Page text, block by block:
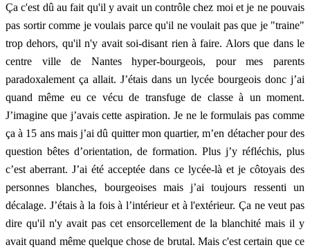
Ça c'est dû au fait qu'il y avait un contrôle chez moi et je ne pouvais
pas sortir comme je voulais parce qu'il ne voulait pas que je "traine"
trop dehors, qu'il n'y avait soi-disant rien à faire. Alors que dans le
centre ville de Nantes hyper-bourgeois, pour mes parents
paradoxalement ça allait. J’étais dans un lycée bourgeois donc j’ai
quand même eu ce vécu de transfuge de classe à un moment.
J’imagine que j’avais cette aspiration. Je ne le formulais pas comme
ça à 15 ans mais j’ai dû quitter mon quartier, m’en détacher pour des
question bêtes d’orientation, de formation. Plus j’y réfléchis, plus
c’est aberrant. J’ai été acceptée dans ce lycée-là et je côtoyais des
personnes blanches, bourgeoises mais j’ai toujours ressenti un
décalage. J’étais à la fois à l’intérieur et à l'extérieur. Ça ne veut pas
dire qu'il n'y avait pas cet ensorcellement de la blanchité mais il y
avait quand même quelque chose de brutal. Mais c'est certain que ce